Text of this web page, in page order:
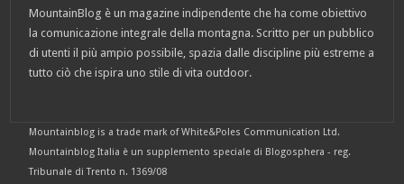
MountainBlog è un magazine indipendente che ha come obiettivo
la comunicazione integrale della montagna. Scritto per un pubblico
di utenti il più ampio possibile, spazia dalle discipline più estreme a
tutto ciò che ispira uno stile di vita outdoor.
Mountainblog is a trade mark of White&Poles Communication Ltd.
Mountainblog Italia è un supplemento speciale di Blogosphera - reg.
Tribunale di Trento n. 1369/08